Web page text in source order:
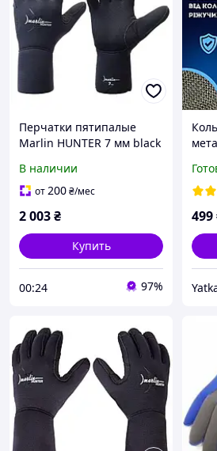
Перчатки пятипалые
Marlin HUNTER 7 мм black
В наличии
от200₴/мес
2 003₴
Купить
00:24 97%
499